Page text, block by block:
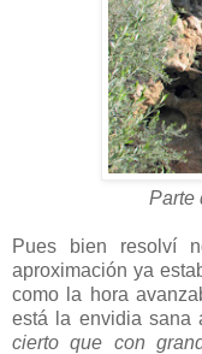
Parte
Pues bien resolví
aproximación ya
como la hora
está la envidia sana
cierto que con